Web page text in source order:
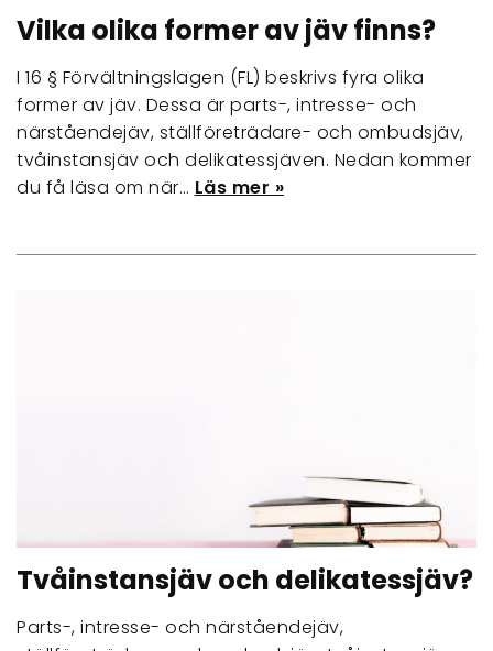
Vilka olika former av jäv finns?
I 16 § Förvältningslagen (FL) beskrivs fyra olika
former av jäv. Dessa är parts-, intresse- och
närståendejäv, ställföreträdare- och ombudsjäv,
tvåinstansjäv och delikatessjäven. Nedan kommer
du få läsa om när… Läs mer »
Tvåinstansjäv och delikatessjäv?
Parts-, intresse- och närståendejäv,